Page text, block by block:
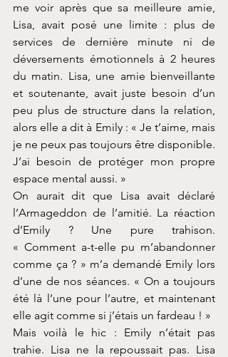
me voir après que sa meilleure amie,
Lisa, avait posé une limite : plus de
services de dernière minute ni de
déversements émotionnels à 2 heures
du matin. Lisa, une amie bienveillante
et soutenante, avait juste besoin d’un
peu plus de structure dans la relation,
alors elle a dit à Emily : « Je t’aime, mais
je ne peux pas toujours être disponible.
J’ai besoin de protéger mon propre
espace mental aussi. »
On aurait dit que Lisa avait déclaré
l’Armageddon de l’amitié. La réaction
d’Emily ? Une pure trahison.
« Comment a-t-elle pu m’abandonner
comme ça ? » m’a demandé Emily lors
d’une de nos séances. « On a toujours
été là l’une pour l’autre, et maintenant
elle agit comme si j’étais un fardeau ! »
Mais voilà le hic : Emily n’était pas
trahie. Lisa ne la repoussait pas. Lisa